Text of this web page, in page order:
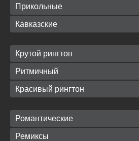
Прикольные
Кавказские
Крутой рингтон
Ритмичный
Красивый рингтон
Романтические
Ремиксы